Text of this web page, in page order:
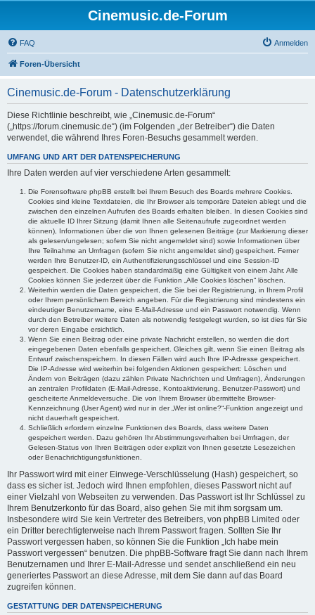
Cinemusic.de-Forum
FAQ Anmelden
Foren-Übersicht
Cinemusic.de-Forum - Datenschutzerklärung
Diese Richtlinie beschreibt, wie „Cinemusic.de-Forum“
(„https://forum.cinemusic.de“) (im Folgenden „der Betreiber“) die Daten
verwendet, die während Ihres Foren-Besuchs gesammelt werden.
UMFANG UND ART DER DATENSPEICHERUNG
Ihre Daten werden auf vier verschiedene Arten gesammelt:
Die Forensoftware phpBB erstellt bei Ihrem Besuch des Boards mehrere Cookies.
Cookies sind kleine Textdateien, die Ihr Browser als temporäre Dateien ablegt und die
zwischen den einzelnen Aufrufen des Boards erhalten bleiben. In diesen Cookies sind
die aktuelle ID Ihrer Sitzung (damit Ihnen alle Seitenaufrufe zugeordnet werden
können), Informationen über die von Ihnen gelesenen Beiträge (zur Markierung dieser
als gelesen/ungelesen; sofern Sie nicht angemeldet sind) sowie Informationen über
Ihre Teilnahme an Umfragen (sofern Sie nicht angemeldet sind) gespeichert. Ferner
werden Ihre Benutzer-ID, ein Authentifizierungsschlüssel und eine Session-ID
gespeichert. Die Cookies haben standardmäßig eine Gültigkeit von einem Jahr. Alle
Cookies können Sie jederzeit über die Funktion „Alle Cookies löschen“ löschen.
Weiterhin werden die Daten gespeichert, die Sie bei der Registrierung, in Ihrem Profil
oder Ihrem persönlichem Bereich angeben. Für die Registrierung sind mindestens ein
eindeutiger Benutzername, eine E-Mail-Adresse und ein Passwort notwendig. Wenn
durch den Betreiber weitere Daten als notwendig festgelegt wurden, so ist dies für Sie
vor deren Eingabe ersichtlich.
Wenn Sie einen Beitrag oder eine private Nachricht erstellen, so werden die dort
eingegebenen Daten ebenfalls gespeichert. Gleiches gilt, wenn Sie einen Beitrag als
Entwurf zwischenspeichern. In diesen Fällen wird auch Ihre IP-Adresse gespeichert.
Die IP-Adresse wird weiterhin bei folgenden Aktionen gespeichert: Löschen und
Ändern von Beiträgen (dazu zählen Private Nachrichten und Umfragen), Änderungen
an zentralen Profildaten (E-Mail-Adresse, Kontoaktivierung, Benutzer-Passwort) und
gescheiterte Anmeldeversuche. Die von Ihrem Browser übermittelte Browser-
Kennzeichnung (User Agent) wird nur in der „Wer ist online?“-Funktion angezeigt und
nicht dauerhaft gespeichert.
Schließlich erfordern einzelne Funktionen des Boards, dass weitere Daten
gespeichert werden. Dazu gehören Ihr Abstimmungsverhalten bei Umfragen, der
Gelesen-Status von Ihren Beiträgen oder explizit von Ihnen gesetzte Lesezeichen
oder Benachrichtigungsfunktionen.
Ihr Passwort wird mit einer Einwege-Verschlüsselung (Hash) gespeichert, so
dass es sicher ist. Jedoch wird Ihnen empfohlen, dieses Passwort nicht auf
einer Vielzahl von Webseiten zu verwenden. Das Passwort ist Ihr Schlüssel zu
Ihrem Benutzerkonto für das Board, also gehen Sie mit ihm sorgsam um.
Insbesondere wird Sie kein Vertreter des Betreibers, von phpBB Limited oder
ein Dritter berechtigterweise nach Ihrem Passwort fragen. Sollten Sie Ihr
Passwort vergessen haben, so können Sie die Funktion „Ich habe mein
Passwort vergessen“ benutzen. Die phpBB-Software fragt Sie dann nach Ihrem
Benutzernamen und Ihrer E-Mail-Adresse und sendet anschließend ein neu
generiertes Passwort an diese Adresse, mit dem Sie dann auf das Board
zugreifen können.
GESTATTUNG DER DATENSPEICHERUNG